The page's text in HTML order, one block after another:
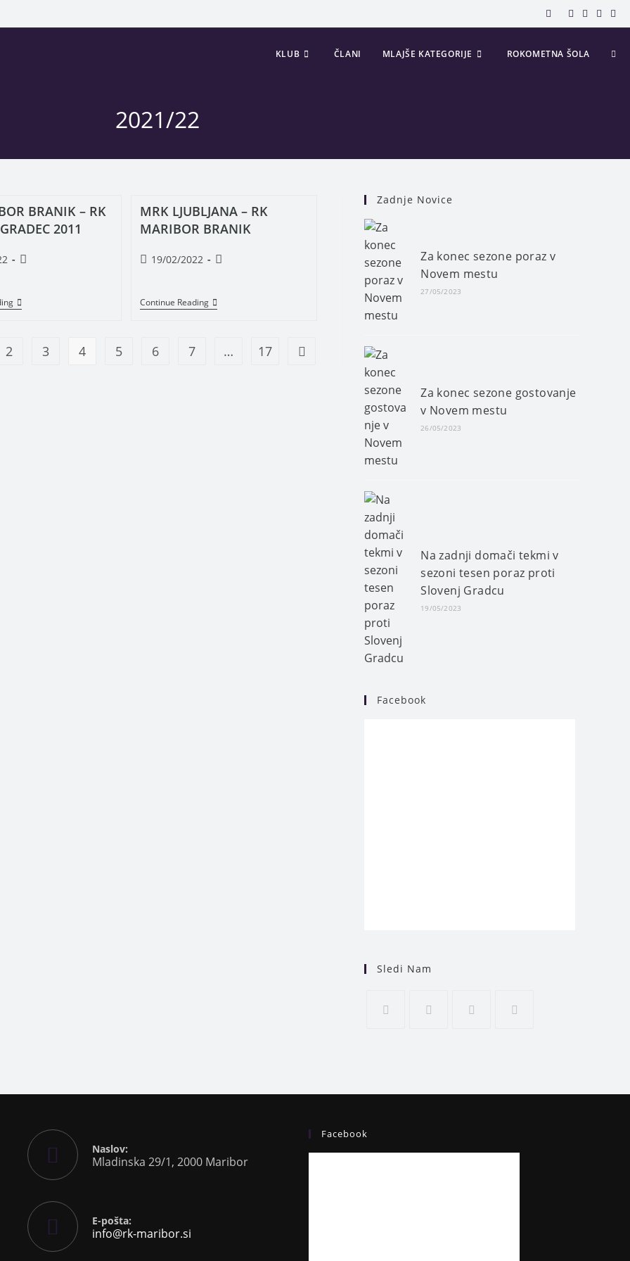
KLUB ČLANI MLAJŠE KATEGORIJE ROKOMETNA ŠOLA
2021/22
BRANIK – RK
2011
MRK LJUBLJANA – RK
MARIBOR BRANIK
19/02/2022
Continue Reading
2 3 4 5 6 7 … 17
Zadnje Novice
Za konec sezone poraz v
Novem mestu
27/05/2023
Za konec sezone gostovanje
v Novem mestu
26/05/2023
Na zadnji domači tekmi v
sezoni tesen poraz proti
Slovenj Gradcu
19/05/2023
Facebook
Sledi Nam
Naslov:
Mladinska 29/1, 2000 Maribor
E-pošta:
info@rk-maribor.si
Facebook